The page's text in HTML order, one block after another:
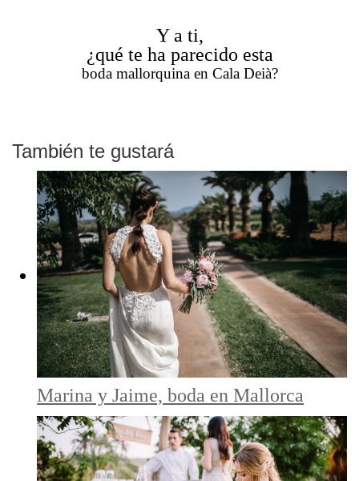
Y a ti,
¿qué te ha parecido esta
boda mallorquina en Cala Deià?
También te gustará
Marina y Jaime, boda en Mallorca